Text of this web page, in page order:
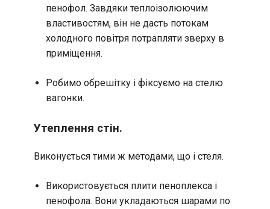
пенофол. Завдяки теплоізолюючим
властивостям, він не дасть потокам
холодного повітря потрапляти зверху в
приміщення.
Робимо обрешітку і фіксуємо на стелю
вагонки.
Утеплення стін.
Виконується тими ж методами, що і стеля.
Використовується плити пеноплекса і
пенофола. Вони укладаються шарами по